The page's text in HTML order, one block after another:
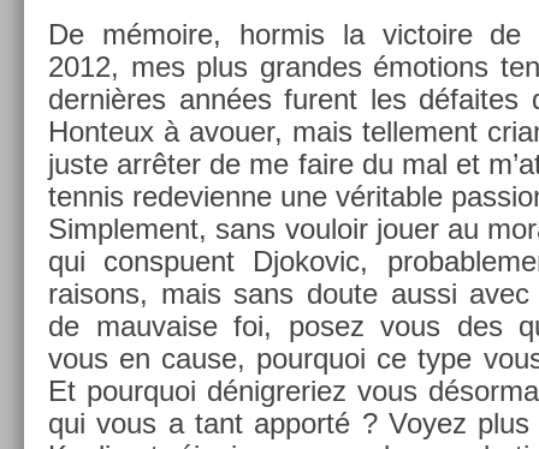
De mémoire, hor­mis la vic­toire de
2012, mes plus gran­des émo­tions
dernières années furent les
Hon­teux à avou­er, mais tel­le­ment
juste arrêter de me faire du mal et
ten­nis re­devien­ne une vérit­able
Simple­ment, sans vouloir jouer au
qui con­spuent Djokovic,
raisons, mais sans doute aussi
de mauva­ise foi, posez vous des
vous en cause, pour­quoi ce type
Et pour­quoi dénig­reriez vous
qui vous a tant ap­porté ? Voyez